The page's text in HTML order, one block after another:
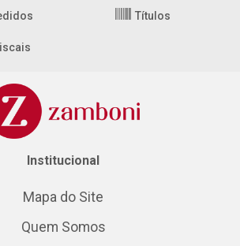
Títulos
Institucional
Mapa do Site
Quem Somos